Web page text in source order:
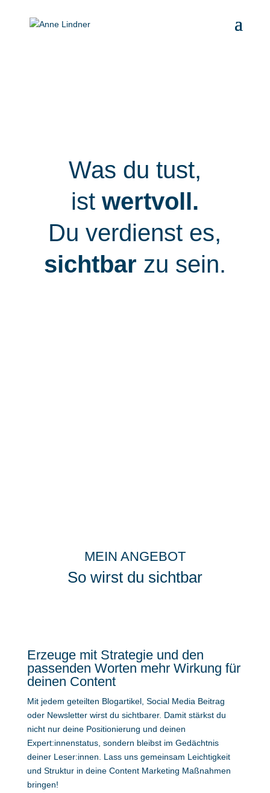
Was du tust,
ist wertvoll.
Du verdienst es,
sichtbar zu sein.
MEIN ANGEBOT
So wirst du sichtbar
Erzeuge mit Strategie und den
passenden Worten mehr Wirkung für
deinen Content
Mit jedem geteilten Blogartikel, Social Media Beitrag
oder Newsletter wirst du sichtbarer. Damit stärkst du
nicht nur deine Positionierung und deinen
Expert:innenstatus, sondern bleibst im Gedächtnis
deiner Leser:innen. Lass uns gemeinsam Leichtigkeit
und Struktur in deine Content Marketing Maßnahmen
bringen!